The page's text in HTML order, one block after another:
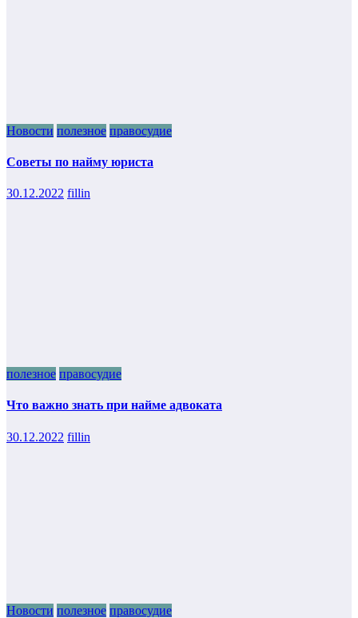
Новости полезное правосудие
Советы по найму юриста
30.12.2022 fillin
полезное правосудие
Что важно знать при найме адвоката
30.12.2022 fillin
Новости полезное правосудие